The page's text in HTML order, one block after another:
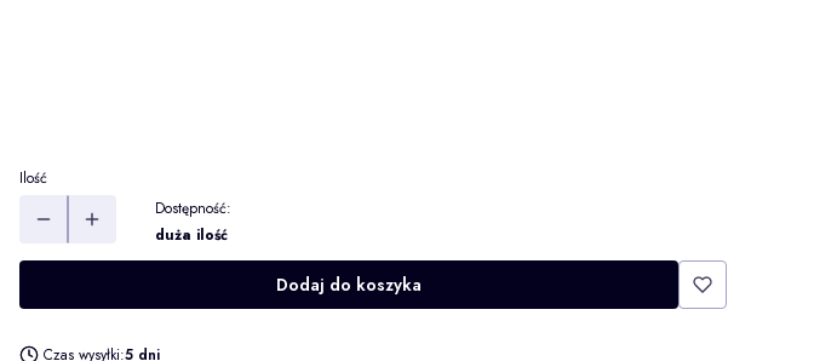
Ilość
Dostępność:
duża ilość
Dodaj do koszyka
Czas wysyłki:5 dni